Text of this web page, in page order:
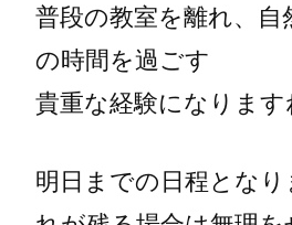
普段の教室を離れ、自
の時間を過ごす
貴重な経験になります
明日までの日程とな